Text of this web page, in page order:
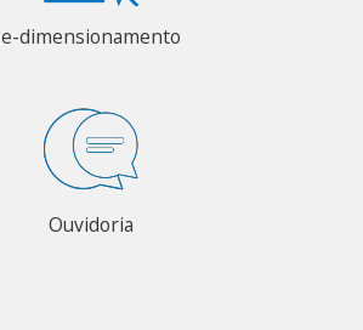
e-dimensionamento
Ouvidoria